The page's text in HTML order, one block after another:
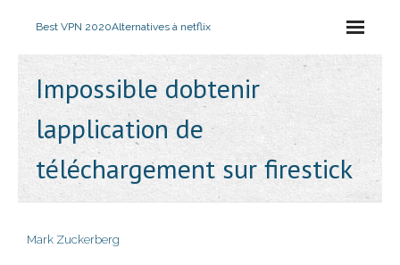
Best VPN 2020Alternatives à netflix
Impossible dobtenir
lapplication de
téléchargement sur firestick
Mark Zuckerberg